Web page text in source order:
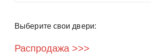
Выберите свои двери:
Распродажа >>>